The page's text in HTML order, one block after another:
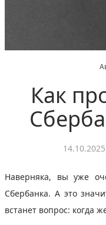
Как
14.10.2025
Наверняка, вы уже
Сбербанка. А это
встанет вопрос: когда